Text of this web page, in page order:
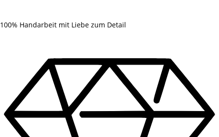
100% Handarbeit mit Liebe zum Detail